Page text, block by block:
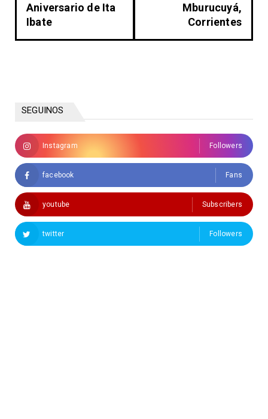
Aniversario de Ita
Ibate
Mburucuyá,
Corrientes
SEGUINOS
Instagram Followers
facebook Fans
youtube Subscribers
twitter Followers